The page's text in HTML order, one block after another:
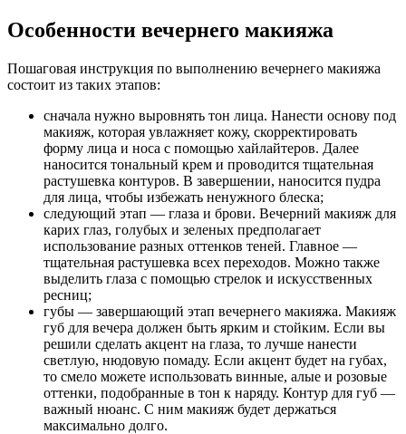
Особенности вечернего макияжа
Пошаговая инструкция по выполнению вечернего макияжа
состоит из таких этапов:
сначала нужно выровнять тон лица. Нанести основу под
макияж, которая увлажняет кожу, скорректировать
форму лица и носа с помощью хайлайтеров. Далее
наносится тональный крем и проводится тщательная
растушевка контуров. В завершении, наносится пудра
для лица, чтобы избежать ненужного блеска;
следующий этап — глаза и брови. Вечерний макияж для
карих глаз, голубых и зеленых предполагает
использование разных оттенков теней. Главное —
тщательная растушевка всех переходов. Можно также
выделить глаза с помощью стрелок и искусственных
ресниц;
губы — завершающий этап вечернего макияжа. Макияж
губ для вечера должен быть ярким и стойким. Если вы
решили сделать акцент на глаза, то лучше нанести
светлую, нюдовую помаду. Если акцент будет на губах,
то смело можете использовать винные, алые и розовые
оттенки, подобранные в тон к наряду. Контур для губ —
важный нюанс. С ним макияж будет держаться
максимально долго.